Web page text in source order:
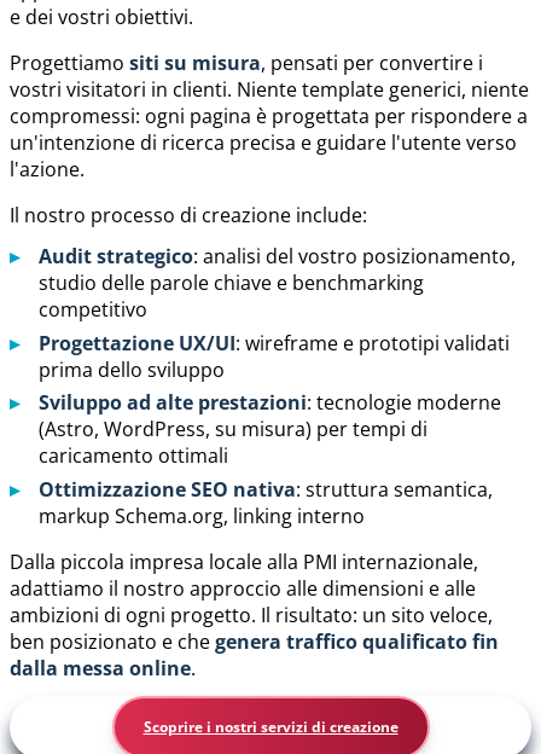
e dei vostri obiettivi.
Progettiamo siti su misura, pensati per convertire i
vostri visitatori in clienti. Niente template generici, niente
compromessi: ogni pagina è progettata per rispondere a
un'intenzione di ricerca precisa e guidare l'utente verso
l'azione.
Il nostro processo di creazione include:
Audit strategico: analisi del vostro posizionamento,
studio delle parole chiave e benchmarking
competitivo
Progettazione UX/UI: wireframe e prototipi validati
prima dello sviluppo
Sviluppo ad alte prestazioni: tecnologie moderne
(Astro, WordPress, su misura) per tempi di
caricamento ottimali
Ottimizzazione SEO nativa: struttura semantica,
markup Schema.org, linking interno
Dalla piccola impresa locale alla PMI internazionale,
adattiamo il nostro approccio alle dimensioni e alle
ambizioni di ogni progetto. Il risultato: un sito veloce,
ben posizionato e chegenera traffico qualificato fin
dalla messa online.
Scoprire i nostri servizi di creazione